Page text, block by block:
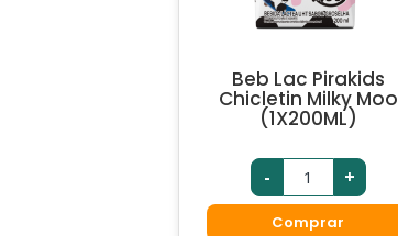
Beb Lac Pirakids
Chicletin Milky Moo
(1X200ML)
- +
Comprar